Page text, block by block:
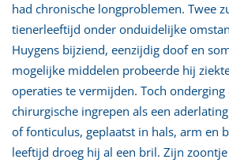
had chronische longproblemen. Twee
tienerleeftijd onder onduidelijke
Huygens bijziend, eenzijdig doof en
mogelijke middelen probeerde hij
operaties te vermijden. Toch onderging
chirurgische ingrepen als een aderlating
of fonticulus, geplaatst in hals, arm en
leeftijd droeg hij al een bril. Zijn